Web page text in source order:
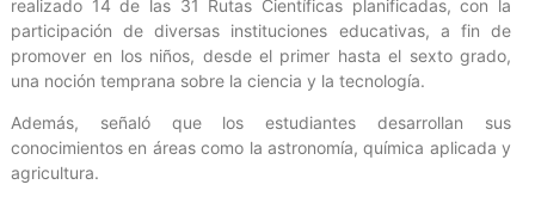
realizado 14 de las 31 Rutas Científicas planificadas, con la
participación de diversas instituciones educativas, a fin de
promover en los niños, desde el primer hasta el sexto grado,
una noción temprana sobre la ciencia y la tecnología.
Además, señaló que los estudiantes desarrollan sus
conocimientos en áreas como la astronomía, química aplicada y
agricultura.